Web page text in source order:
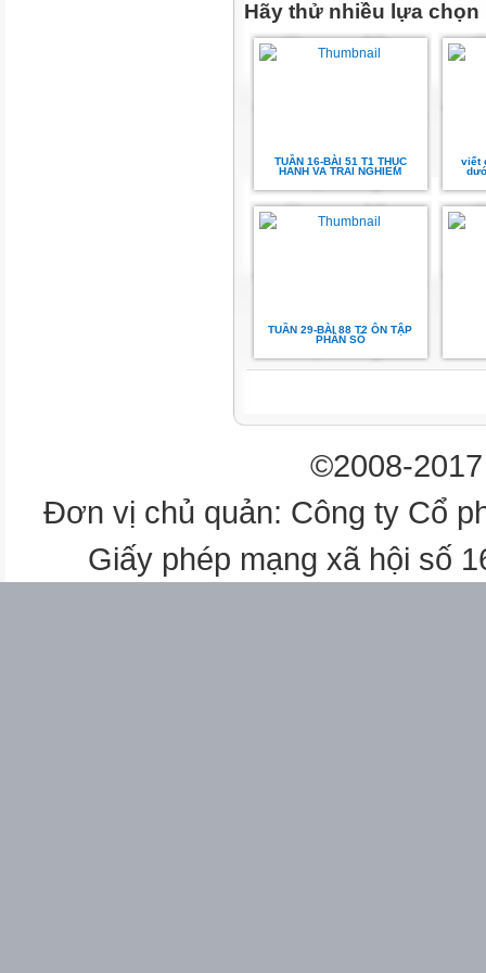
Bao thứ hai .?. bao thứ nhất
2,5 kg. Hỏi ba bao gạo cân
1
babao
baogạo.
gạo.Bao
Baothứ
Hãy thử nhiều lựa chọn
TUẦN 16-BÀI 51 T1 THỤC
HANH VA TRAI NGHIEM
viết
TUẦN 29-BÀI 88 T2 ÔN TẬP
PHÂN SỐ
©2008-
Đơn vị chủ quản: Công ty Cổ
Giấy phép mạng xã hội số